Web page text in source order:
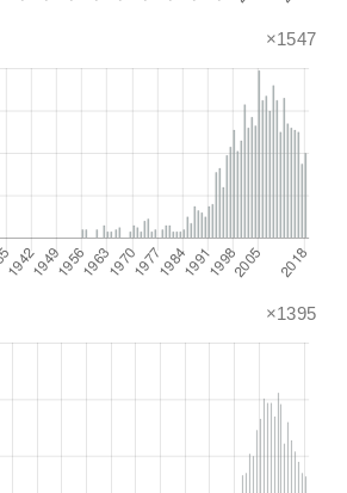
×1547
×1395